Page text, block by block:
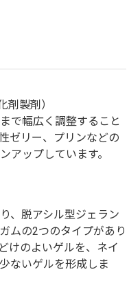
剤製剤）
で幅広く調整すること
ゼリー、プリンなどの
アップしています。
、脱アシル型ジェラン
ムの2つのタイプがあり
けのよいゲルを、ネイ
ないゲルを形成しま